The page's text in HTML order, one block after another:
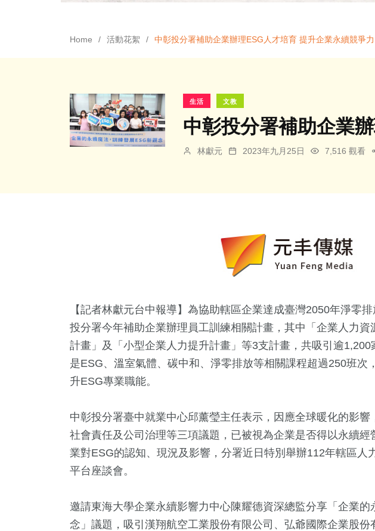
Home 活動花絮 中彰投分署補助企業辦理ESG人才培育 提升企業永續競爭力
生活 文教
中彰投分署補助企業
林獻元 2023年九月25日 7,516 觀看
【記者林獻元台中報導】為協助轄區企業達成臺灣2050年淨零
投分署今年補助企業辦理員工訓練相關計畫，其中「企業人力資
計畫」及「小型企業人力提升計畫」等3支計畫，共吸引逾
是ESG、溫室氣體、碳中和、淨零排放等相關課程超過250班次
升ESG專業職能。
中彰投分署臺中就業中心邱薰瑩主任表示，因應全球暖化的影響
社會責任及公司治理等三項議題，已被視為企業是否得以永續經
業對ESG的認知、現況及影響，分署近日特別舉辦112年轄區人
平台座談會。
邀請東海大學企業永續影響力中心陳耀德資深總監分享「企業
念」議題，吸引漢翔航空工業股份有限公司、弘爺國際企業股
+
兩岸 綜藝 旅遊 財